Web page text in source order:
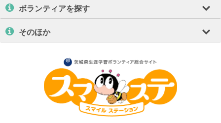
ボランティアを探す
そのほか